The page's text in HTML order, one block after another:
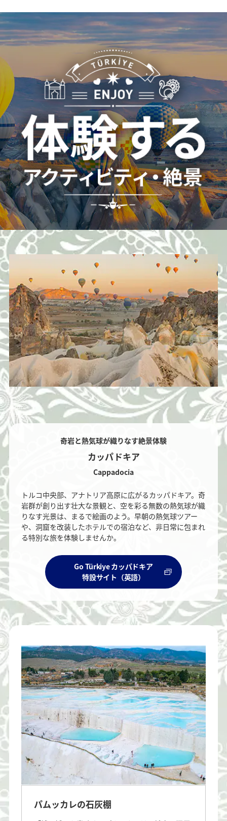
1人
プロモーションコードについて
前後3日の運賃を検索
・表示金額は選択いただいた条件でのもっともおトクな
運賃となります。
・表示金額と空席状況は最新ではない場合があります。
[検索する]ボタンより最新の空席照会結果をご確認くだ
さい。
・「＊」は現在金額が確認できない都市・日付となりま
す。空席照会結果画面にて最新の情報をご確認くださ
い。
・表示金額には、運賃、
燃油特別付加運賃、航空保険特
別料金 、その他の各種税金、料金などが含まれます。発
券時に再計算するため、変動する可能性があります。
・複数空港がある都市においては、複数空港の中でのお
トクな運賃が表示される場合があります。
検索する
奇岩と熱気球が織りなす絶景体験
カッパドキア
Cappadocia
トルコ中央部、アナトリア高原に広がるカッパドキア。奇
岩群が創り出す壮大な景観と、空を彩る無数の熱気球が織
りなす光景は、まるで絵画のよう。早朝の熱気球ツアー
や、洞窟を改装したホテルでの宿泊など、非日常に包まれ
る特別な旅を体験しませんか。
Go Türkiye カッパドキア
特設サイト（英語）
パムッカレの石灰棚